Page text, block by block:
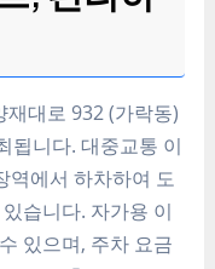
대로 932 (가락동)
됩니다. 대중교통 이
역에서 하차하여 도
습니다. 자가용 이
있으며, 주차 요금